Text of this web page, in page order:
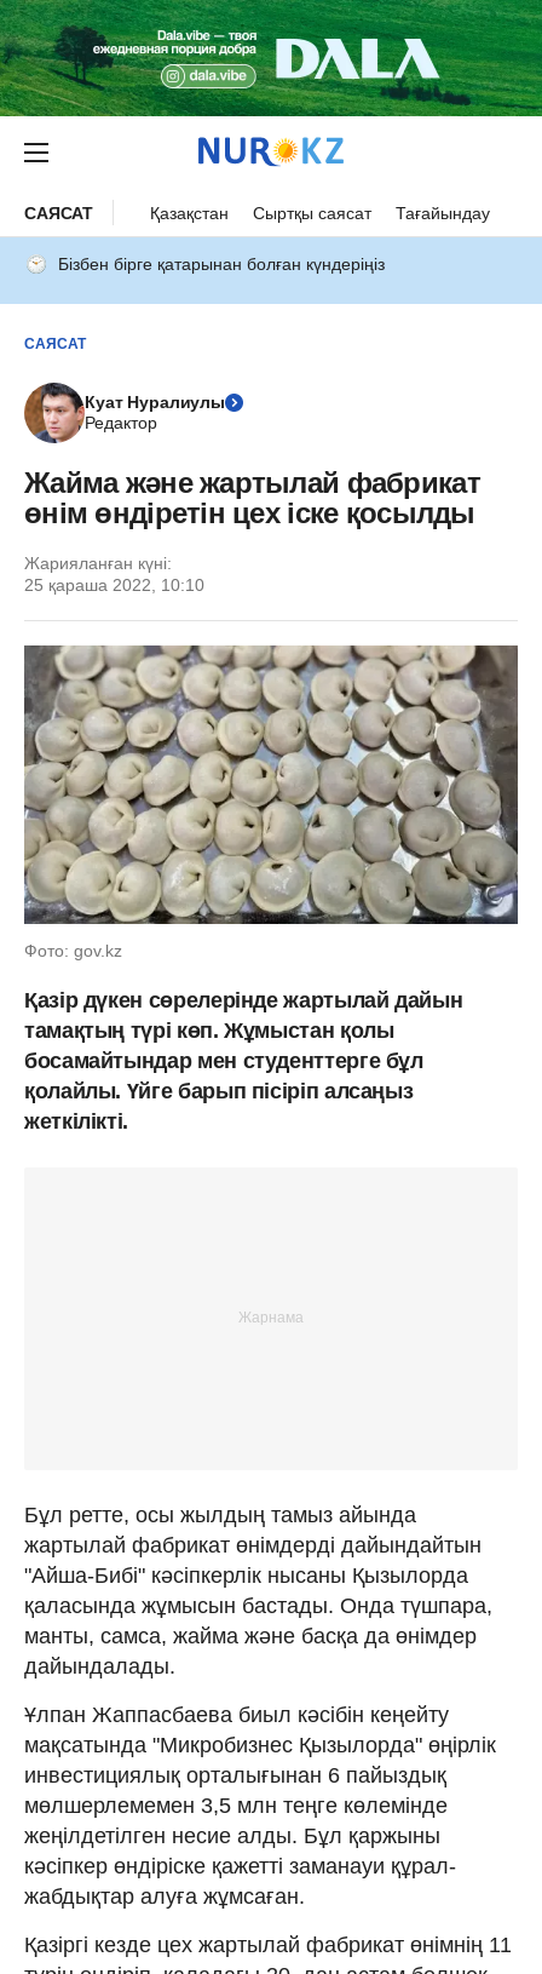
САЯСАТ Қазақстан Сыртқы саясат Тағайындау
Бізбен бірге қатарынан болған күндеріңіз
САЯСАТ
Куат Нуралиулы
Редактор
Жайма және жартылай фабрикат
өнім өндіретін цех іске қосылды
Жарияланған күні:
25 қараша 2022, 10:10
Фото: gov.kz
Қазір дүкен сөрелерінде жартылай дайын
тамақтың түрі көп. Жұмыстан қолы
босамайтындар мен студенттерге бұл
қолайлы. Үйге барып пісіріп алсаңыз
жеткілікті.
Бұл ретте, осы жылдың тамыз айында
жартылай фабрикат өнімдерді дайындайтын
"Айша-Бибі" кәсіпкерлік нысаны Қызылорда
қаласында жұмысын бастады. Онда түшпара,
манты, самса, жайма және басқа да өнімдер
дайындалады.
Ұлпан Жаппасбаева биыл кәсібін кеңейту
мақсатында "Микробизнес Қызылорда" өңірлік
инвестициялық орталығынан 6 пайыздық
мөлшерлемемен 3,5 млн теңге көлемінде
жеңілдетілген несие алды. Бұл қаржыны
кәсіпкер өндіріске қажетті заманауи құрал-
жабдықтар алуға жұмсаған.
Қазіргі кезде цех жартылай фабрикат өнімнің 11